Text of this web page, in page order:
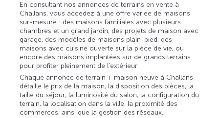
En consultant nos annonces de terrains en vente à
Challans, vous accédez à une offre variée de maisons
sur-mesure : des maisons familiales avec plusieurs
chambres et un grand jardin, des projets de maison avec
garage, des modèles de maisons plain-pied, des
maisons avec cuisine ouverte sur la pièce de vie, ou
encore des maisons implantées sur de grands terrains
pour profiter pleinement de l’extérieur.
Chaque annonce de terrain + maison neuve à Challans
détaille le prix de la maison, la disposition des pièces, la
taille du séjour, la luminosité du salon, la configuration du
terrain, la localisation dans la ville, la proximité des
commerces, ainsi que la gestion des réseaux.